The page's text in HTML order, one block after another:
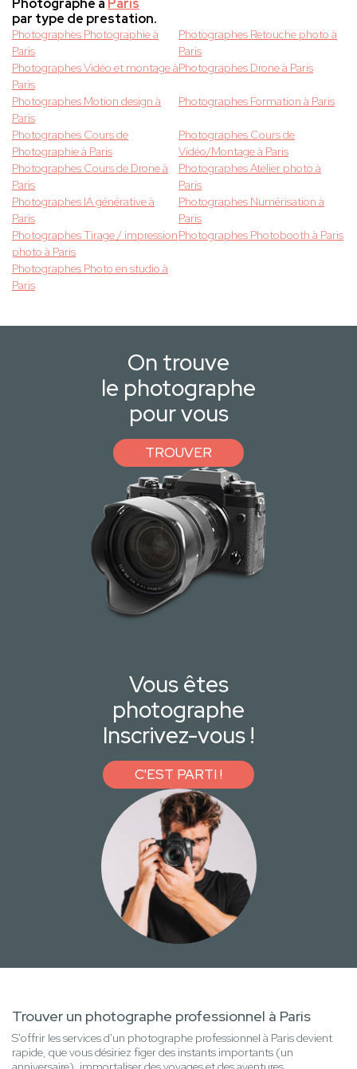
Photographe à Paris
par type de prestation.
Photographes Photographie à
Paris
Photographes Retouche photo à
Paris
Photographes Vidéo et montage à
Paris
Photographes Drone à Paris
Photographes Motion design à
Paris
Photographes Formation à Paris
Photographes Cours de
Photographie à Paris
Photographes Cours de
Vidéo/Montage à Paris
Photographes Cours de Drone à
Paris
Photographes Atelier photo à
Paris
Photographes IA générative à
Paris
Photographes Numérisation à
Paris
Photographes Tirage / impression
photo à Paris
Photographes Photobooth à Paris
Photographes Photo en studio à
Paris
On trouve
le photographe
pour vous
TROUVER
Vous êtes
photographe
Inscrivez-vous !
C'EST PARTI !
Trouver un photographe professionnel à Paris
S'offrir les services d'un photographe professionnel à Paris devient
rapide, que vous désiriez figer des instants importants (un